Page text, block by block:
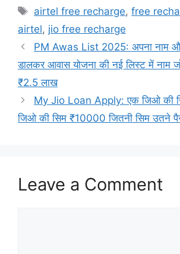
Tags
airtel free recharge,free
airtel, jio free recharge
PM Awas List 2025: अपना नाम
डालकर आवास योजना की नई लिस्ट में नाम
₹2.5 लाख
My Jio Loan Apply: एक जिओ की
जिओ की सिम ₹10000 जितनी सिम उतने
Leave a Comment